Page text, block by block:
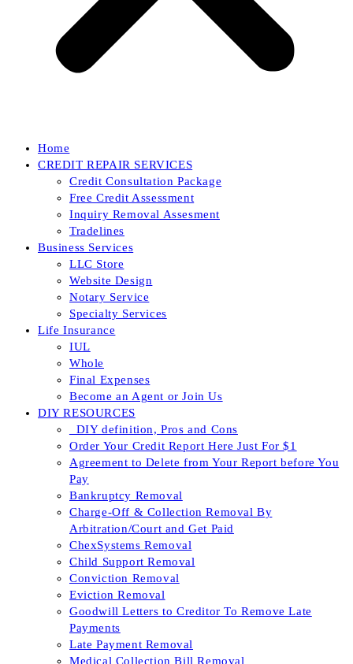
Home
CREDIT REPAIR SERVICES
Credit Consultation Package
Free Credit Assessment
Inquiry Removal Assesment
Tradelines
Business Services
LLC Store
Website Design
Notary Service
Specialty Services
Life Insurance
IUL
Whole
Final Expenses
Become an Agent or Join Us
DIY RESOURCES
_DIY definition, Pros and Cons
Order Your Credit Report Here Just For $1
Agreement to Delete from Your Report before You
Pay
Bankruptcy Removal
Charge-Off & Collection Removal By
Arbitration/Court and Get Paid
ChexSystems Removal
Child Support Removal
Conviction Removal
Eviction Removal
Goodwill Letters to Creditor To Remove Late
Payments
Late Payment Removal
Medical Collection Bill Removal